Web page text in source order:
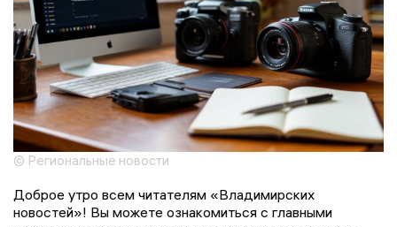
© Региональные новости
Доброе утро всем читателям «Владимирских
новостей»! Вы можете ознакомиться с главными